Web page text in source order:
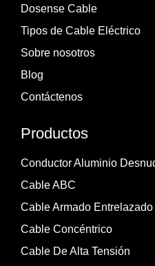
Dosense Cable
Tipos de Cable Eléctrico
Sobre nosotros
Blog
Contáctenos
Productos
Conductor Aluminio
Cable ABC
Cable Armado Entrelazado
Cable Concéntrico
Cable De Alta Tensión